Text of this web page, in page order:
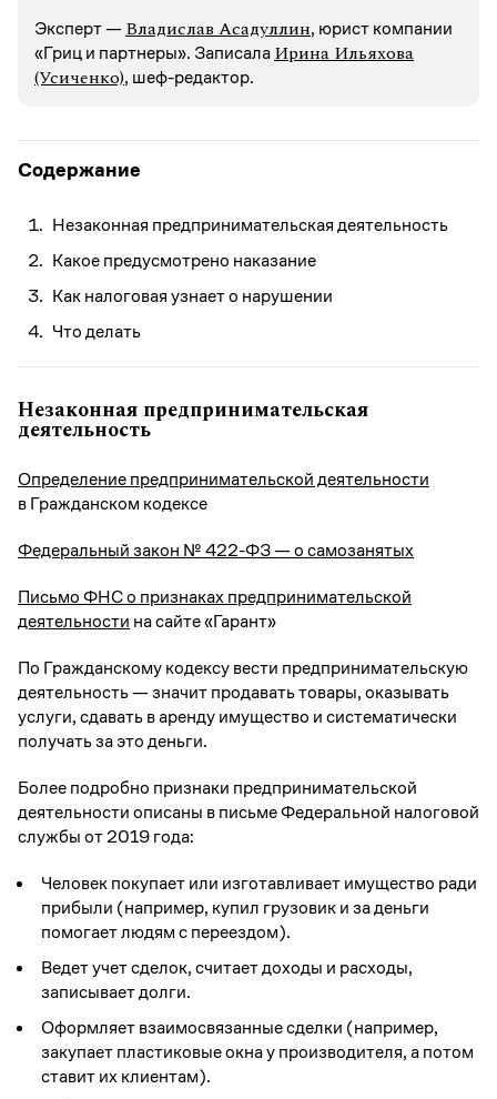
Эксперт —Владислав Асадуллин, юрист компании
«Гриц и партнеры». ЗаписалaИрина Ильяхова
(Усиченко), шеф-редактор.
Содержание
Незаконная предпринимательская деятельность
Какое предусмотрено наказание
Как налоговая узнает о нарушении
Что делать
Незаконная предпринимательская
деятельность
Определение предпринимательской деятельности
в Гражданском кодексе
Федеральный закон № 422-ФЗ — о самозанятых
Письмо ФНС о признаках предпринимательской
деятельности на сайте «Гарант»
По Гражданскому кодексу вести предпринимательскую
деятельность — значит продавать товары, оказывать
услуги, сдавать в аренду имущество и систематически
получать за это деньги.
Более подробно признаки предпринимательской
деятельности описаны в письме Федеральной налоговой
службы от 2019 года:
Человек покупает или изготавливает имущество ради
прибыли (например, купил грузовик и за деньги
помогает людям с переездом).
Ведет учет сделок, считает доходы и расходы,
записывает долги.
Оформляет взаимосвязанные сделки (например,
закупает пластиковые окна у производителя, а потом
ставит их клиентам).